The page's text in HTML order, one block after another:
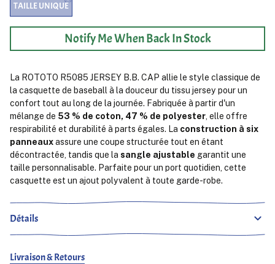
TAILLE UNIQUE
Notify Me When Back In Stock
La ROTOTO R5085 JERSEY B.B. CAP allie le style classique de
la casquette de baseball à la douceur du tissu jersey pour un
confort tout au long de la journée. Fabriquée à partir d'un
mélange de 53 % de coton, 47 % de polyester , elle offre
respirabilité et durabilité à parts égales. La construction à six
panneauxassure une coupe structurée tout en étant
décontractée, tandis que la sangle ajustable garantit une
taille personnalisable. Parfaite pour un port quotidien, cette
casquette est un ajout polyvalent à toute garde-robe.
Détails
Livraison & Retours